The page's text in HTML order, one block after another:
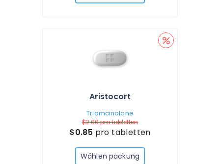
Aristocort
Triamcinolone
$2.00pro tabletten
$0.85 pro tabletten
Wählen packung